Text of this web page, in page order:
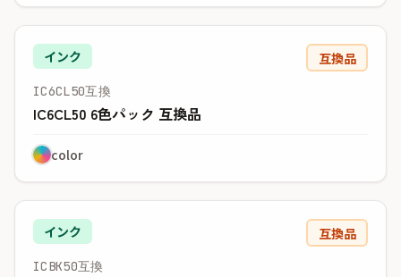
インク 互換品
IC6CL50互換
IC6CL50 6色パック 互換品
color
インク 互換品
ICBK50互換